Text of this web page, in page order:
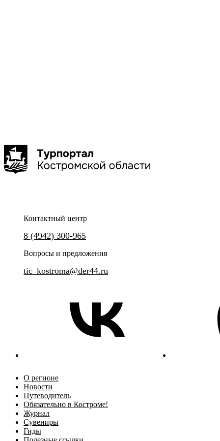
Контактный центр
8 (4942) 300-965
Вопросы и предложения
tic_kostroma@der44.ru
О регионе
Новости
Путеводитель
Обязательно в Костроме!
Журнал
Сувениры
Гиды